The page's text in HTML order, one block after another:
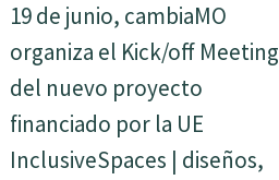
19 de junio, cambiaMO
organiza el Kick/off Meeting
del nuevo proyecto
financiado por la UE
InclusiveSpaces | diseños,